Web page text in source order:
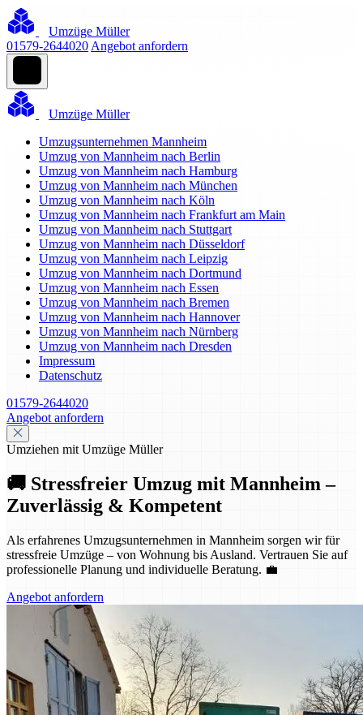
Umzüge Müller
01579-2644020 Angebot anfordern
Umzüge Müller
Umzugsunternehmen Mannheim
Umzug von Mannheim nach Berlin
Umzug von Mannheim nach Hamburg
Umzug von Mannheim nach München
Umzug von Mannheim nach Köln
Umzug von Mannheim nach Frankfurt am Main
Umzug von Mannheim nach Stuttgart
Umzug von Mannheim nach Düsseldorf
Umzug von Mannheim nach Leipzig
Umzug von Mannheim nach Dortmund
Umzug von Mannheim nach Essen
Umzug von Mannheim nach Bremen
Umzug von Mannheim nach Hannover
Umzug von Mannheim nach Nürnberg
Umzug von Mannheim nach Dresden
Impressum
Datenschutz
01579-2644020
Angebot anfordern
Umziehen mit Umzüge Müller
🚚 Stressfreier Umzug mit Mannheim –
Zuverlässig & Kompetent
Als erfahrenes Umzugsunternehmen in Mannheim sorgen wir für
stressfreie Umzüge – von Wohnung bis Ausland. Vertrauen Sie auf
professionelle Planung und individuelle Beratung. 💼
Angebot anfordern